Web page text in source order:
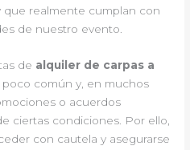
que realmente cumplan con
de nuestro evento.
de alquiler de carpas a
común y, en muchos
o acuerdos
ciertas condiciones. Por ello,
con cautela y asegurarse